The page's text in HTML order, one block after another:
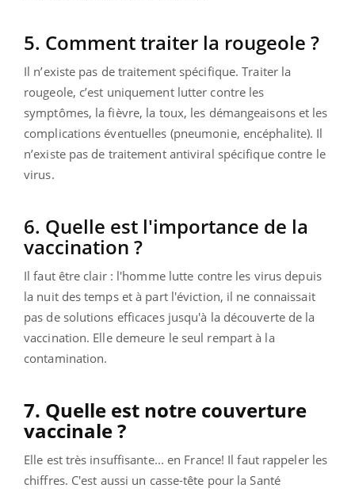
5. Comment traiter la rougeole ?
Il n’existe pas de traitement spécifique. Traiter la
rougeole, c’est uniquement lutter contre les
symptômes, la fièvre, la toux, les démangeaisons et les
complications éventuelles (pneumonie, encéphalite). Il
n’existe pas de traitement antiviral spécifique contre le
virus.
6. Quelle est l'importance de la
vaccination ?
Il faut être clair : l'homme lutte contre les virus depuis
la nuit des temps et à part l'éviction, il ne connaissait
pas de solutions efficaces jusqu'à la découverte de la
vaccination. Elle demeure le seul rempart à la
contamination.
7. Quelle est notre couverture
vaccinale ?
Elle est très insuffisante... en France! Il faut rappeler les
chiffres. C'est aussi un casse-tête pour la Santé